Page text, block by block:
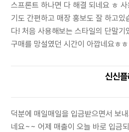
스프론트 하나면 다 해결 되네요 ㅎ
기도 간편하고 매장 홍보도 잘 하고있
다! 처음 사용해보는 스타일의 단말기
구매를 망설였던 시간이 아깝네요ㅎㅎ
신신
덕분에 매일매일을 입금받으면서 보
네요~~ 어제 매출이 오늘 바로 입금